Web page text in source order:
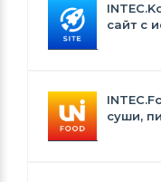
сайт с
суши,